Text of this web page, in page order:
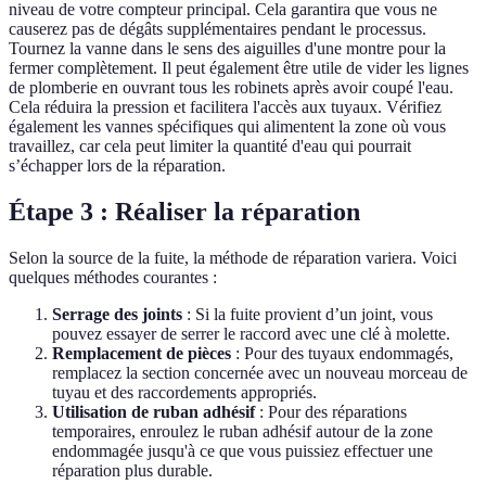
niveau de votre compteur principal. Cela garantira que vous ne
causerez pas de dégâts supplémentaires pendant le processus.
Tournez la vanne dans le sens des aiguilles d'une montre pour la
fermer complètement. Il peut également être utile de vider les lignes
de plomberie en ouvrant tous les robinets après avoir coupé l'eau.
Cela réduira la pression et facilitera l'accès aux tuyaux. Vérifiez
également les vannes spécifiques qui alimentent la zone où vous
travaillez, car cela peut limiter la quantité d'eau qui pourrait
s’échapper lors de la réparation.
Étape 3 : Réaliser la réparation
Selon la source de la fuite, la méthode de réparation variera. Voici
quelques méthodes courantes :
Serrage des joints : Si la fuite provient d’un joint, vous
pouvez essayer de serrer le raccord avec une clé à molette.
Remplacement de pièces : Pour des tuyaux endommagés,
remplacez la section concernée avec un nouveau morceau de
tuyau et des raccordements appropriés.
Utilisation de ruban adhésif: Pour des réparations
temporaires, enroulez le ruban adhésif autour de la zone
endommagée jusqu'à ce que vous puissiez effectuer une
réparation plus durable.